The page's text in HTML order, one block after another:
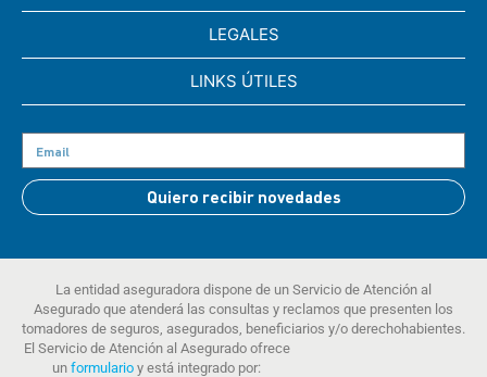
LEGALES
LINKS ÚTILES
Quiero recibir novedades
La entidad aseguradora dispone de un Servicio de Atención al
Asegurado que atenderá las consultas y reclamos que presenten los
tomadores de seguros, asegurados, beneficiarios y/o derechohabientes.
El Servicio de Atención al Asegurado ofrece
un formulario y está integrado por: